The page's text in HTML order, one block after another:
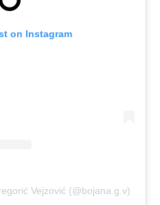
on Instagram
Vejzović (@bojana.g.v)